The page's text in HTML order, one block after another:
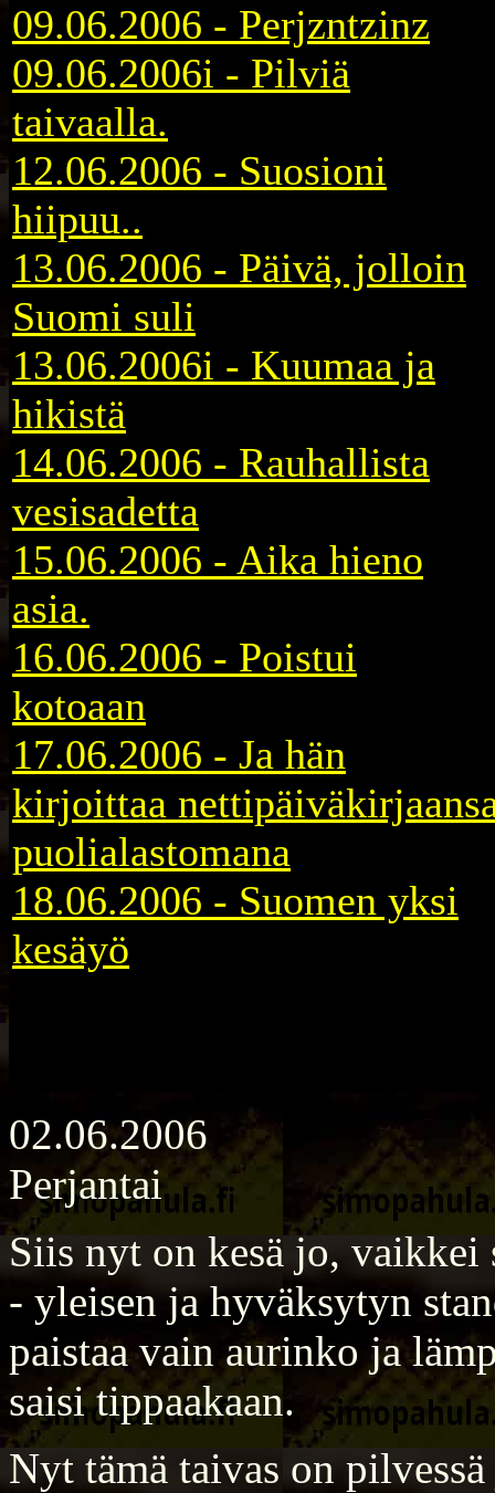
09.06.2006 - Perjzntzinz
09.06.2006i - Pilviä
taivaalla.
12.06.2006 - Suosioni
hiipuu..
13.06.2006 - Päivä, jolloin
Suomi suli
13.06.2006i - Kuumaa ja
hikistä
14.06.2006 - Rauhallista
vesisadetta
15.06.2006 - Aika hieno
asia.
16.06.2006 - Poistui
kotoaan
17.06.2006 - Ja hän
kirjoittaa
puolialastomana
18.06.2006 - Suomen yksi
kesäyö
02.06.2006
Perjantai
Siis nyt on kesä jo, vaikkei
- yleisen ja hyväksytyn
paistaa vain aurinko ja
saisi tippaakaan.
Nyt tämä taivas on